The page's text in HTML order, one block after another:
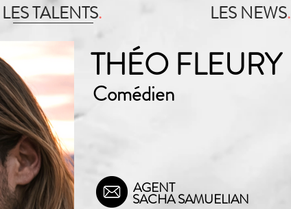
LES TALENTS. LES NEWS.
THÉO FLEURY
Comédien
AGENT
SACHA SAMUELIAN